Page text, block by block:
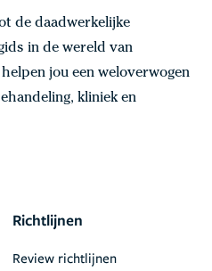
de daadwerkelijke
in de wereld van
jou een weloverwogen
kliniek en
Richtlijnen
Review richtlijnen